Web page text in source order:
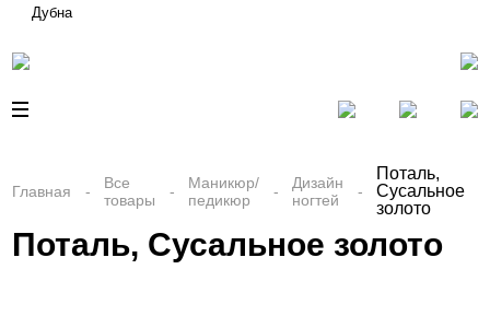
Дубна
Главная
Все
товары
Маникюр/
педикюр
Дизайн
ногтей
Поталь,
Сусальное
золото
Поталь, Сусальное золото